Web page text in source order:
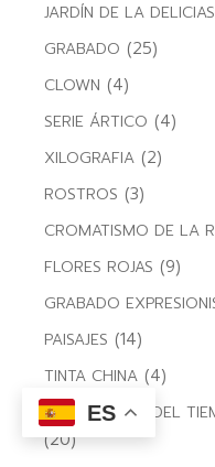
JARDÍN DE LA DELICIAS
GRABADO (25)
CLOWN (4)
SERIE ÁRTICO (4)
XILOGRAFIA (2)
ROSTROS (3)
CROMATISMO DE LA
FLORES ROJAS (9)
GRABADO
PAISAJES (14)
TINTA CHINA (4)
FRAGMENTOS DEL
(20)
ES